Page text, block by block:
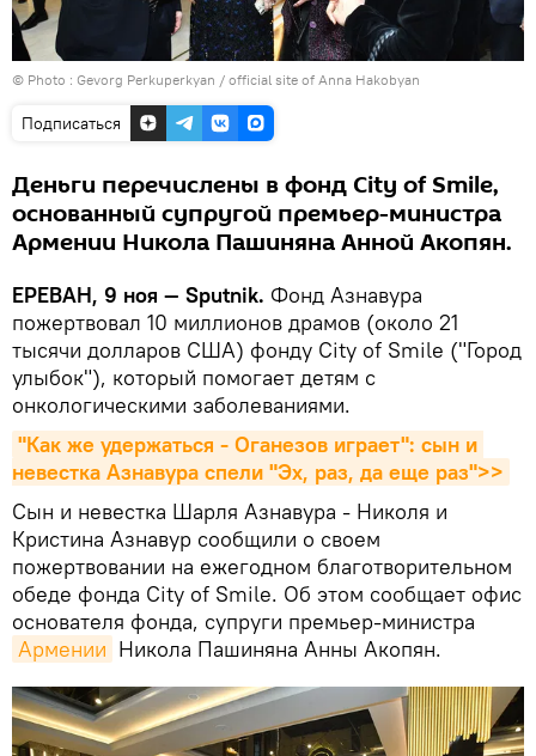
© Photo : Gevorg Perkuperkyan / official site of Anna Hakobyan
Подписаться
Деньги перечислены в фонд City of Smile,
основанный супругой премьер-министра
Армении Никола Пашиняна Анной Акопян.
ЕРЕВАН, 9 ноя — Sputnik. Фонд Азнавура
пожертвовал 10 миллионов драмов (около 21
тысячи долларов США) фонду City of Smile ("Город
улыбок"), который помогает детям с
онкологическими заболеваниями.
"Как же удержаться - Оганезов играет": сын и
невестка Азнавура спели "Эх, раз, да еще раз">>
Сын и невестка Шарля Азнавура - Николя и
Кристина Азнавур сообщили о своем
пожертвовании на ежегодном благотворительном
обеде фонда City of Smile. Об этом сообщает офис
основателя фонда, супруги премьер-министра
Армении Никола Пашиняна Анны Акопян.